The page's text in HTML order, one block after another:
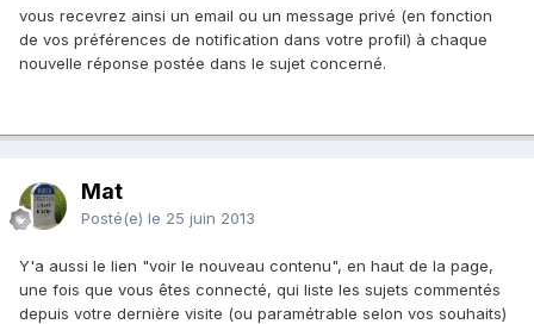
vous recevrez ainsi un email ou un message privé (en fonction
de vos préférences de notification dans votre profil) à chaque
nouvelle réponse postée dans le sujet concerné.
Mat
Posté(e) le 25 juin 2013
Y'a aussi le lien "voir le nouveau contenu", en haut de la page,
une fois que vous êtes connecté, qui liste les sujets commentés
depuis votre dernière visite (ou paramétrable selon vos souhaits)